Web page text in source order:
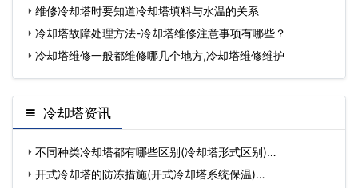
维修冷却塔时要知道冷却塔填料与水温的关系
冷却塔故障处理方法-冷却塔维修注意事项有哪些？
冷却塔维修一般都维修哪几个地方,冷却塔维修维护
冷却塔资讯
不同种类冷却塔都有哪些区别(冷却塔形式区别)…
开式冷却塔的防冻措施(开式冷却塔系统保温)…